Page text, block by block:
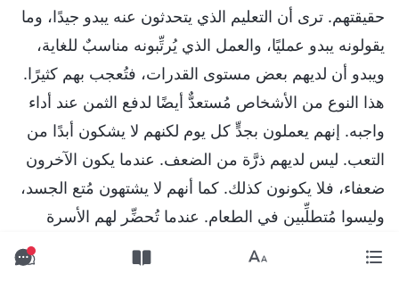
حقيقتهم. ترى أن التعليم الذي يتحدثون عنه يبدو جيدًا، وما
يقولونه يبدو عمليًا، والعمل الذي يُرتِّبونه مناسبٌ للغاية،
ويبدو أن لديهم بعض مستوى القدرات، فتُعجب بهم كثيرًا.
هذا النوع من الأشخاص مُستعدٌّ أيضًا لدفع الثمن عند أداء
واجبه. إنهم يعملون بجدٍّ كل يوم لكنهم لا يشكون أبدًا من
التعب. ليس لديهم ذرَّة من الضعف. عندما يكون الآخرون
ضعفاء، فلا يكونون كذلك. كما أنهم لا يشتهون مُتع الجسد،
وليسوا مُتطلِّبين في الطعام. عندما تُحضِّر لهم الأسرة